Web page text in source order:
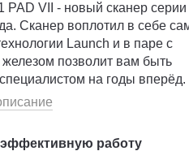
PAD VII - новый сканер
Cканер воплотил в себе
Launch и в паре с
позволит вам быть
на годы вперёд.
проводить не только
авто, а так...
работу